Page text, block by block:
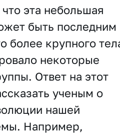
эта небольшая
быть последним
более крупного
некоторые
Ответ на этот
ученым о
нашей
Например,